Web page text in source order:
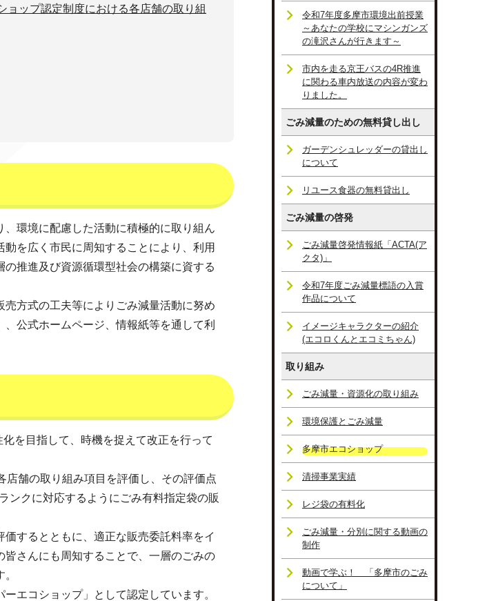
ョップ認定制度における各店舗の取り組
環境に配慮した活動に積極的に取り組ん
を広く市民に周知することにより、利用
推進及び資源循環型社会の構築に資する
方式の工夫等によりごみ減量活動に努め
公式ホームページ、情報紙等を通して利
を目指して、時機を捉えて改正を行って
舗の取り組み項目を評価し、その評価点
ンクに対応するようにごみ有料指定袋の販
するとともに、適正な販売委託料率をイ
さんにも周知することで、一層のごみの
エコショップ」として認定しています。
令和7年度多摩市環境出前授業
～あなたの学校にマシンガンズ
の滝沢さんが行きます～
市内を走る京王バスの4R推進
に関わる車内放送の内容が変わ
りました。
ごみ減量のための無料貸し出し
ガーデンシュレッダーの貸出し
について
リユース食器の無料貸出し
ごみ減量の啓発
ごみ減量啓発情報紙「ACTA(ア
クタ)」
令和7年度ごみ減量標語の入賞
作品について
イメージキャラクターの紹介
(エコロくんとエコミちゃん)
取り組み
ごみ減量・資源化の取り組み
環境保護とごみ減量
多摩市エコショップ
清掃事業実績
レジ袋の有料化
ごみ減量・分別に関する動画の
制作
動画で学ぶ！ 「多摩市のごみ
について」